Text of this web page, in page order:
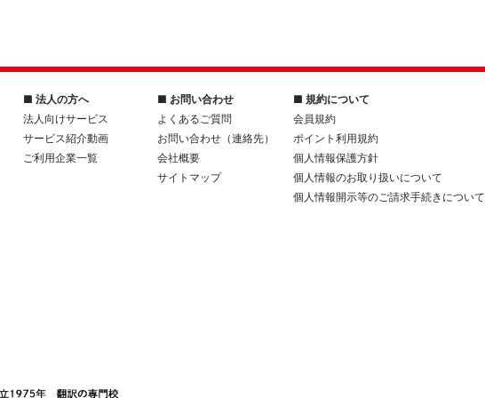
■ 法人の方へ
法人向けサービス
サービス紹介動画
ご利用企業一覧
■ お問い合わせ
よくあるご質問
お問い合わせ（連絡先）
会社概要
サイトマップ
■ 規約について
会員規約
ポイント利用規約
個人情報保護方針
個人情報のお取り扱いについて
個人情報開示等のご請求手続きについて